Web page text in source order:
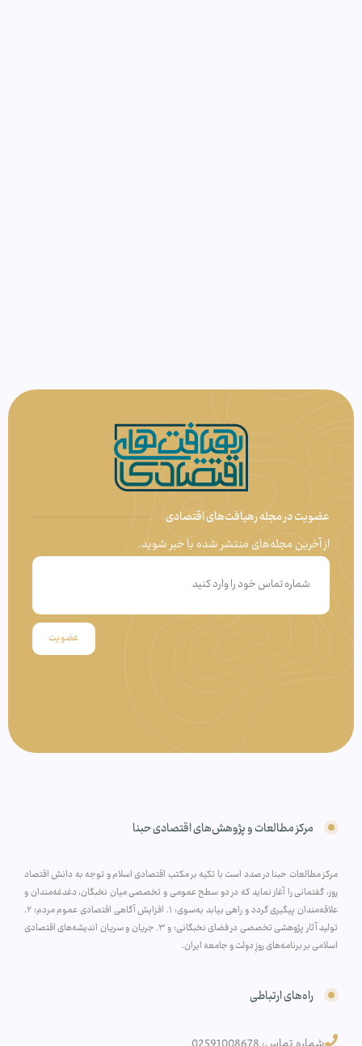
عضویت در مجله رهیافت‌های اقتصادی
از آخرین مجله‌های منتشر شده با خبر شوید.
عضویت
مرکز مطالعات و پژوهش‌های اقتصادی حبنا
مرکز مطالعات حبنا در صدد است با تکیه بر مکتب اقتصادی اسلام و توجه به دانش اقتصاد
روز، گفتمانی را آغاز نماید که در دو سطح عمومی و تخصصی میان نخبگان، دغدغه‌مندان و
علاقه‌مندان پیگیری گردد و راهی بیابد به‌سوی: ۱. افزایش آگاهی اقتصادی عموم مردم؛ ۲.
تولید آثار پژوهشی تخصصی در فضای نخبگانی؛ و ۳. جریان و سریان اندیشه‌های اقتصادی
اسلامی بر برنامه‌های روزِ دولت و جامعه ایران.
راه‌های ارتباطی